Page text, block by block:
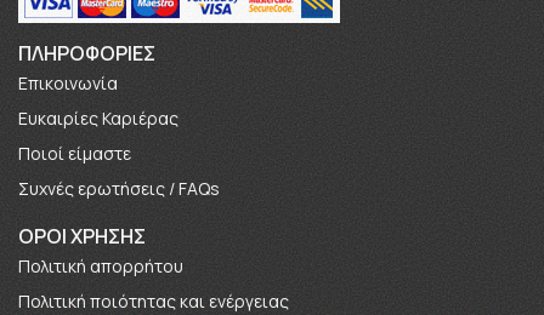
ΠΛΗΡΟΦΟΡΊΕΣ
Επικοινωνία
Ευκαιρίες Καριέρας
Πoιοί είμαστε
Συχνές ερωτήσεις / FAQs
ΟΡΟΙ ΧΡΗΣΗΣ
Πολιτική απορρήτου
Πολιτική ποιότητας και ενέργειας